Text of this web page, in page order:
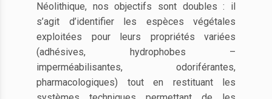
Néolithique, nos objectifs sont doubles : il
s’agit d’identifier les espèces végétales
exploitées pour leurs propriétés variées
(adhésives, hydrophobes –
imperméabilisantes, odoriférantes,
pharmacologiques) tout en restituant les